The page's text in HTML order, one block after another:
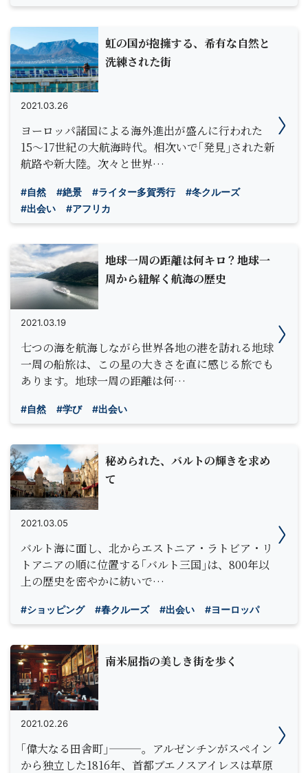
虹の国が抱擁する、希有な自然と
洗練された街
2021.03.26
ヨーロッパ諸国による海外進出が盛んに行われた
15〜17世紀の大航海時代。相次いで｢発見｣された新
航路や新大陸。次々と世界…
#自然 #絶景 #ライター多賀秀行
#冬クルーズ
#出会い
#アフリカ
地球一周の距離は何キロ？地球一
周から紐解く航海の歴史
2021.03.19
七つの海を航海しながら世界各地の港を訪れる地球
一周の船旅は、この星の大きさを直に感じる旅でも
あります。地球一周の距離は何…
#自然 #学び #出会い
秘められた、バルトの輝きを求め
て
2021.03.05
バルト海に面し、北からエストニア・ラトビア・リ
トアニアの順に位置する｢バルト三国｣は、800年以
上の歴史を密やかに紡いで…
#ショッピング #春クルーズ #出会い #ヨーロッパ
南米屈指の美しき街を歩く
2021.02.26
｢偉大なる田舎町｣———。アルゼンチンがスペイン
から独立した1816年、首都ブエノスアイレスは草原